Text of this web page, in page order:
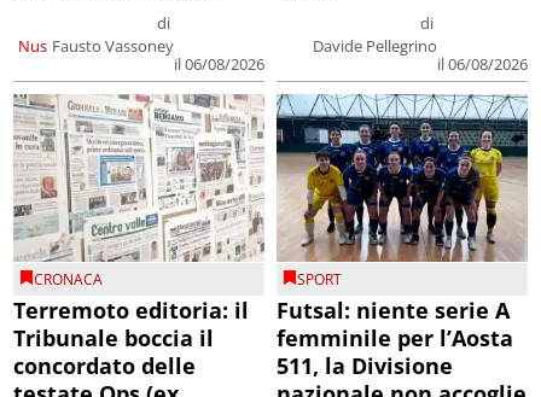
Nus
di
Fausto Vassoney
il 06/08/2026
di
Davide Pellegrino
il 06/08/2026
CRONACA
Terremoto editoria: il
Tribunale boccia il
concordato delle
SPORT
Futsal: niente serie A
femminile per l’Aosta
511, la Divisione